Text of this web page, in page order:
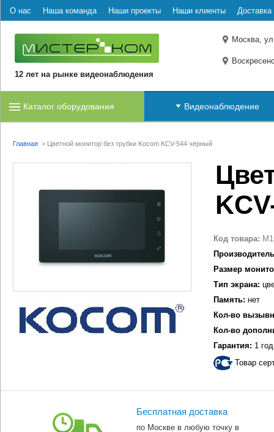
О нас Наша команда Наши проекты Наши клиенты Доставка
12 лет на рынке видеонаблюдения
Москва,
Каталог оборудования Видеонаблюдение
Главная > Цветной монитор без трубки Kocom KCV-544 чёрный
Код товара:
Размер
Тип экрана:
Память: нет
Кол-во
Кол-во
Гарантия: 1 год
Товар
Бесплатная доставка
по Москве в любую точку в